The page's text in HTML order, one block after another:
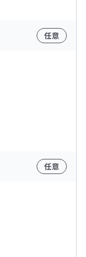
任意
任意